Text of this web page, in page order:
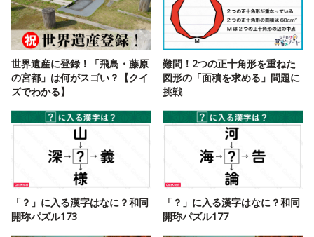
世界遺産に登録！「飛鳥・藤原
の宮都」は何がスゴい？【クイ
ズでわかる】
難問！2つの正十角形を重ねた
図形の「面積を求める」問題に
挑戦
「？」に入る漢字はなに？和同
開珎パズル173
「？」に入る漢字はなに？和同
開珎パズル177